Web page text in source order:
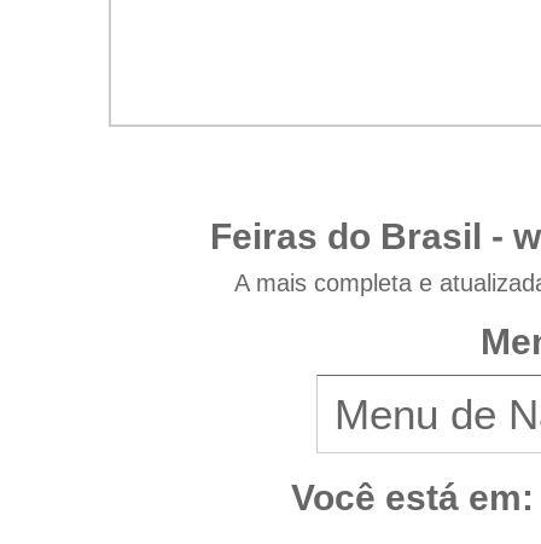
Feiras do Brasil -
A mais completa e
Você está em: